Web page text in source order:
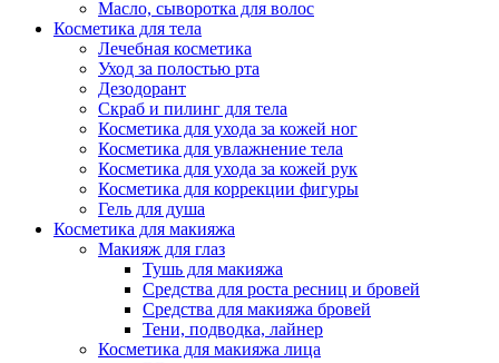
Масло, сыворотка для волос
Косметика для тела
Лечебная косметика
Уход за полостью рта
Дезодорант
Скраб и пилинг для тела
Косметика для ухода за кожей ног
Косметика для увлажнение тела
Косметика для ухода за кожей рук
Косметика для коррекции фигуры
Гель для душа
Косметика для макияжа
Макияж для глаз
Тушь для макияжа
Средства для роста ресниц и бровей
Средства для макияжа бровей
Тени, подводка, лайнер
Косметика для макияжа лица